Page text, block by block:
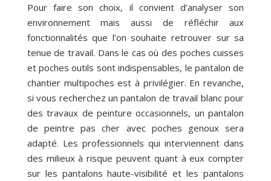
Pour faire son choix, il convient d’analyser son
environnement mais aussi de réfléchir aux
fonctionnalités que l’on souhaite retrouver sur sa
tenue de travail. Dans le cas où des poches cuisses
et poches outils sont indispensables, le pantalon de
chantier multipoches est à privilégier. En revanche,
si vous recherchez un pantalon de travail blanc pour
des travaux de peinture occasionnels, un pantalon
de peintre pas cher avec poches genoux sera
adapté. Les professionnels qui interviennent dans
des milieux à risque peuvent quant à eux compter
sur les pantalons haute-visibilité et les pantalons